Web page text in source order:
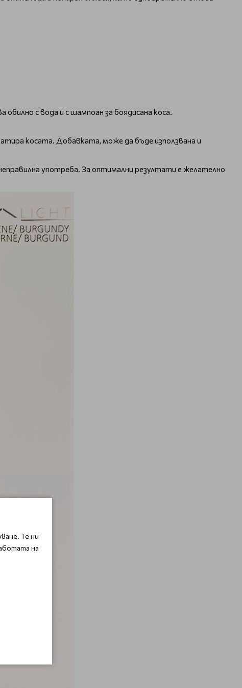
с вода и с шампоан за боядисана коса.
косата. Добавката, може да бъде използвана и
употреба. За оптимални резултати е желателно
Те ни
на